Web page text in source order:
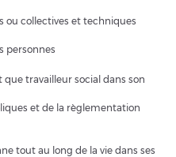
ou collectives et techniques
personnes
travailleur social dans son
et de la règlementation
tout au long de la vie dans ses